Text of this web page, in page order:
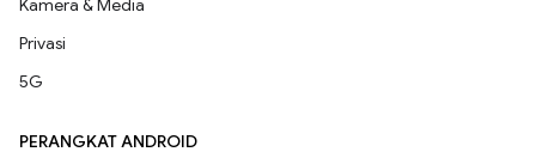
Kamera & Media
Privasi
5G
PERANGKAT ANDROID